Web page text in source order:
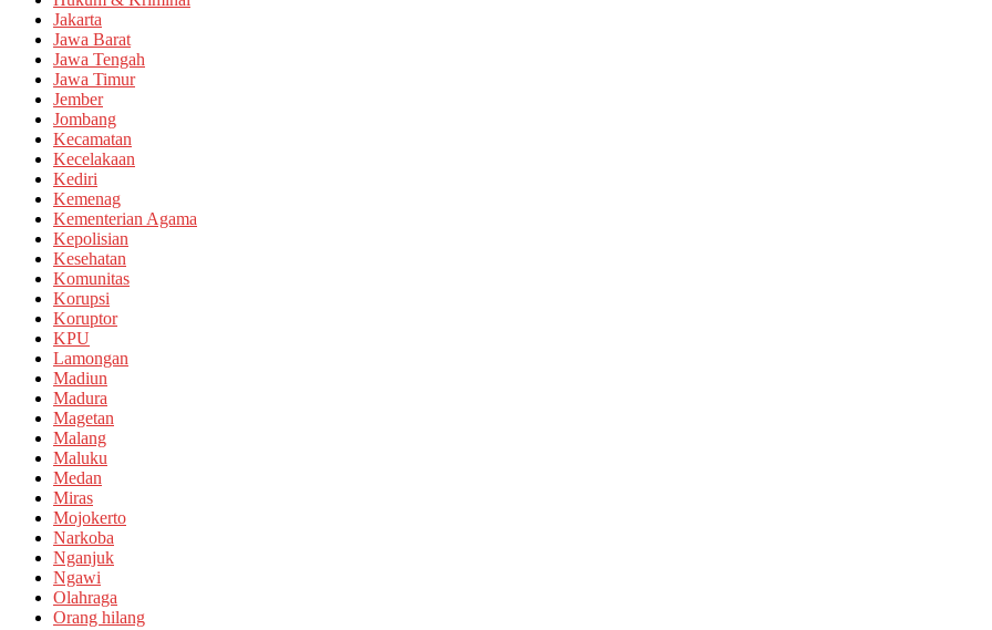
Jakarta
Jawa Barat
Jawa Tengah
Jawa Timur
Jember
Jombang
Kecamatan
Kecelakaan
Kediri
Kemenag
Kementerian Agama
Kepolisian
Kesehatan
Komunitas
Korupsi
Koruptor
KPU
Lamongan
Madiun
Madura
Magetan
Malang
Maluku
Medan
Miras
Mojokerto
Narkoba
Nganjuk
Ngawi
Olahraga
Orang hilang